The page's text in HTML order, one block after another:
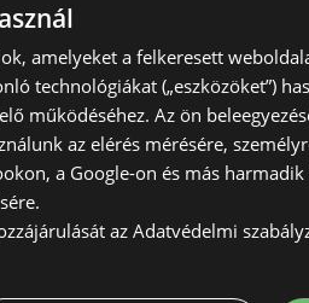
amelyeket a felkeresett
technológiákat („eszközöket”)
működéséhez. Az ön
az elérés mérésére,
a Google-on és más
az Adatvédelmi